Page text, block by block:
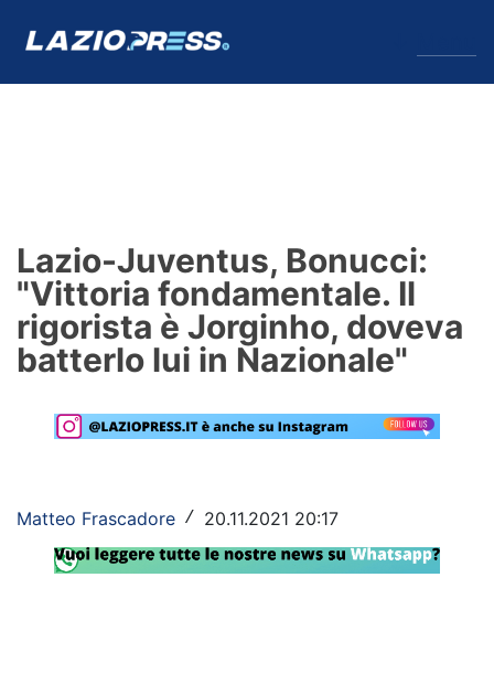
Formello
Infortuni
Primavera
Calciomercato
Rassegna Lazio
Social
Lazio-Juventus, Bonucci:
"Vittoria fondamentale. Il
rigorista è Jorginho, doveva
batterlo lui in Nazionale"
Matteo Frascadore / 20.11.2021 20:17